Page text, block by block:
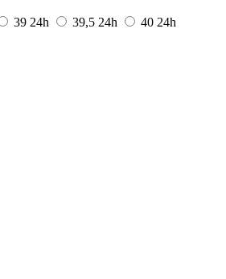
39 24h 39,5 24h 40 24h